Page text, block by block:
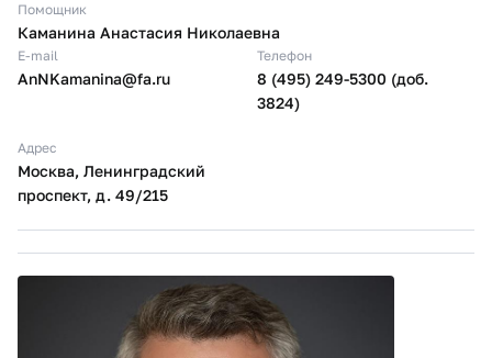
Помощник
Каманина Анастасия Николаевна
E-mail
AnNKamanina@fa.ru
Телефон
8 (495) 249-5300 (доб.
3824)
Адрес
Москва, Ленинградский
проспект, д. 49/215